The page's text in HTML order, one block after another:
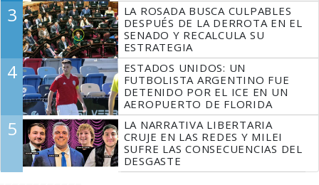
3
LA ROSADA BUSCA CULPABLES
DESPUÉS DE LA DERROTA EN EL
SENADO Y RECALCULA SU
ESTRATEGIA
4
ESTADOS UNIDOS: UN
FUTBOLISTA ARGENTINO FUE
DETENIDO POR EL ICE EN UN
AEROPUERTO DE FLORIDA
5
LA NARRATIVA LIBERTARIA
CRUJE EN LAS REDES Y MILEI
SUFRE LAS CONSECUENCIAS DEL
DESGASTE